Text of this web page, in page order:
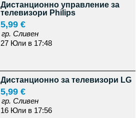
Дистанционно управление за
телевизори Philips
5,99 €
гр. Сливен
27 Юли в 17:48
Дистанционно за телевизори LG
5,99 €
гр. Сливен
16 Юли в 17:56